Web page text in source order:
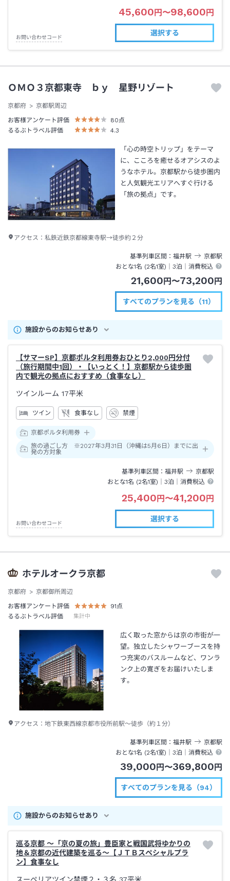
45,600円〜98,600円
お問い合わせコード
選択する
ＯＭＯ３京都東寺 ｂｙ 星野リゾート
京都府
京都駅周辺
お客様アンケート評価
80点
るるぶトラベル評価
4.3
「心の時空トリップ」をテーマ
に、こころを癒せるオアシスのよ
うなホテル。京都駅から徒歩圏内
と人気観光エリアへすぐ行ける
「旅の拠点」です。
アクセス： 私鉄近鉄京都線東寺駅→徒歩約２分
基準列車区間 福井駅 京都駅
おとな1名 (2名1室)｜ 3泊 ｜消費税込
21,600円〜73,200円
すべてのプランを見る（11）
施設からのお知らせあり
【サマーSP】京都ポルタ利用券おひとり2,000円分付
（旅行期間中1回）・【いっとく！】京都駅から徒歩圏
内で観光の拠点におすすめ（食事なし）
ツインルーム 17平米
ツイン 食事なし 禁煙
京都ポルタ利用券
旅の過ごし方 ※2027年3月31日（沖縄は5月6日）までに出
発の方対象
基準列車区間 福井駅 京都駅
おとな1名 (2名1室)｜ 3泊 ｜消費税込
25,400円〜41,200円
お問い合わせコード
選択する
ホテルオークラ京都
京都府
京都御所周辺
お客様アンケート評価
91点
るるぶトラベル評価
集計中
広く取った窓からは京の市街が一
望。独立したシャワーブースを持
つ充実のバスルームなど、ワンラ
ンク上の寛ぎをお届けいたしま
す。
アクセス： 地下鉄東西線京都市役所前駅～徒歩（約１分）
基準列車区間 福井駅 京都駅
おとな1名 (2名1室)｜ 3泊 ｜消費税込
39,000円〜369,800円
すべてのプランを見る（94）
施設からのお知らせあり
巡る京都 ～「京の夏の旅」豊臣家と戦国武将ゆかりの
地＆京都の近代建築を巡る～【ＪＴＢスペシャルプラ
ン】食事なし